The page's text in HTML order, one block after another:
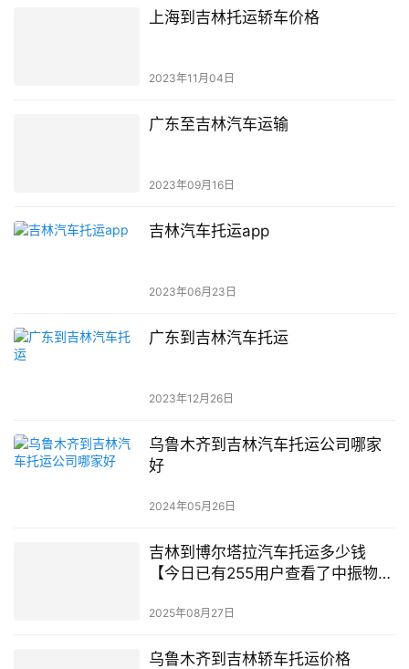
上海到吉林托运轿车价格
2023年11月04日
广东至吉林汽车运输
2023年09月16日
吉林汽车托运app
2023年06月23日
广东到吉林汽车托运
2023年12月26日
乌鲁木齐到吉林汽车托运公司哪家
好
2024年05月26日
吉林到博尔塔拉汽车托运多少钱
【今日已有255用户查看了中振物
2025年08月27日
乌鲁木齐到吉林轿车托运价格